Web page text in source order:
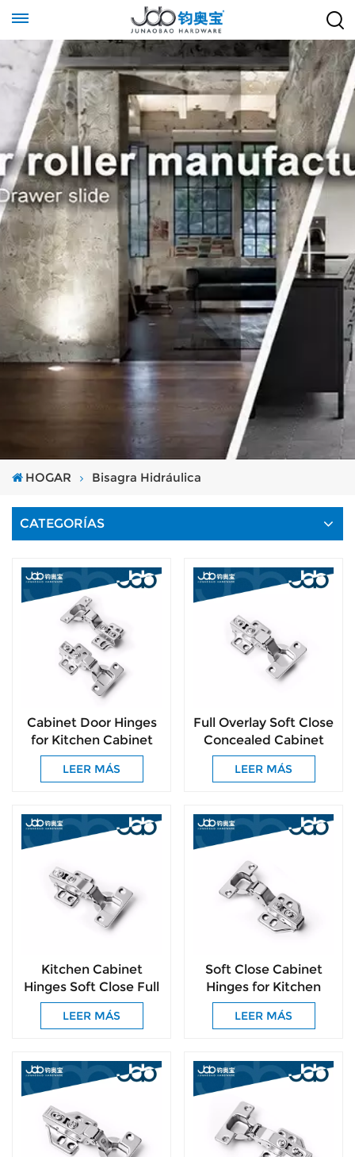
HOGAR Bisagra Hidráulica
CATEGORÍAS
Cabinet Door Hinges
for Kitchen Cabinet
Hinges 105 Degree
Opening Angel
LEER MÁS
Full Overlay Soft Close
Concealed Cabinet
Hinges Easy
Installation for
LEER MÁS
Kitchen Cabinet
Hinges Soft Close Full
Overlay Door Heavy-
Duty Frameless
LEER MÁS
Soft Close Cabinet
Hinges for Kitchen
Cabinets 105°
Frameless Concealed
LEER MÁS